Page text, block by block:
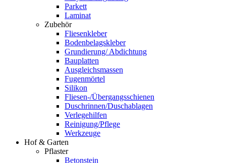
Parkett
Laminat
Zubehör
Fliesenkleber
Bodenbelagskleber
Grundierung/ Abdichtung
Bauplatten
Ausgleichsmassen
Fugenmörtel
Silikon
Fliesen-/Übergangsschienen
Duschrinnen/Duschablagen
Verlegehilfen
Reinigung/Pflege
Werkzeuge
Hof & Garten
Pflaster
Betonstein